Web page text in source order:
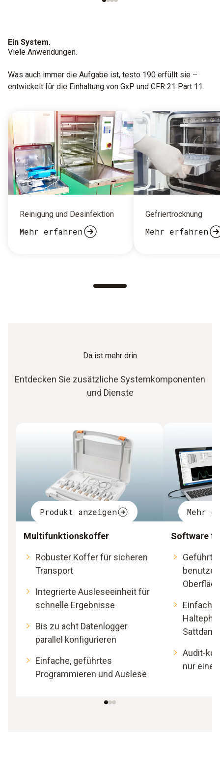
Ein System.
Viele Anwendungen.
Was auch immer die Aufgabe ist, testo 190 erfüllt sie –
entwickelt für die Einhaltung von GxP und CFR 21 Part 11.
Reinigung und Desinfektion
Mehr erfahren
Gefriertrocknung
Mehr erfahren
Da ist mehr drin
Entdecken Sie zusätzliche Systemkomponenten
und Dienste
Produkt anzeigen
Multifunktionskoffer
Robuster Koffer für sicheren
Transport
Integrierte Ausleseeinheit für
schnelle Ergebnisse
Bis zu acht Datenlogger
parallel konfigurieren
Einfache, geführtes
Programmieren und Auslese
Mehr
Software
Geführte
Einfach
Audit-
nur